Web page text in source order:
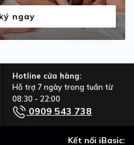
ngay
Hotline cửa hàng:
Hỗ trợ 7 ngày trong tuần từ
08:30 - 22:00
0909 543 738
Kết nối iBasic: